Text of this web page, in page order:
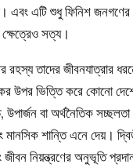
এবং এটি শুধু ফিনিশ
ক্ষেত্রেও সত্য।
রহস্য তাদের জীবনযাত্রার
উপর ভিত্তি করে কোনো
বা অর্থনৈতিক
মানসিক শান্তি এনে দেয়।
জীবন নিয়ন্ত্রণের অনুভূতি